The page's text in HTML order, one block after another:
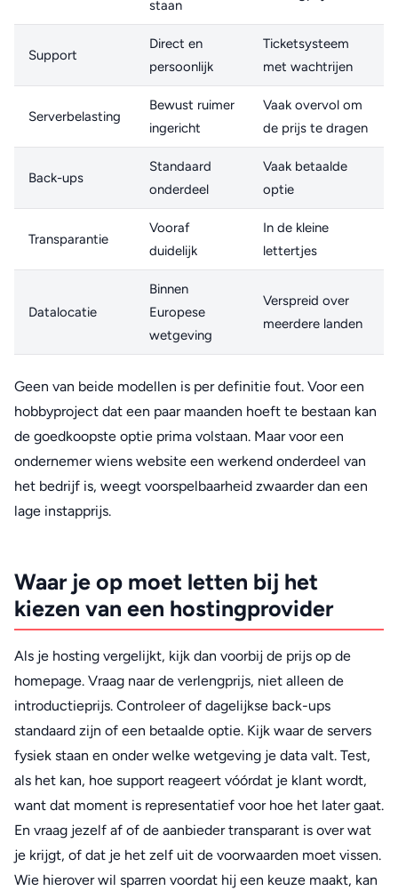
staan
Support
Direct en
persoonlijk
Ticketsysteem
met wachtrijen
Serverbelasting
Bewust ruimer
ingericht
Vaak overvol om
de prijs te dragen
Back-ups
Standaard
onderdeel
Vaak betaalde
optie
Transparantie
Vooraf
duidelijk
In de kleine
lettertjes
Datalocatie
Binnen
Europese
wetgeving
Verspreid over
meerdere landen
Geen van beide modellen is per definitie fout. Voor een
hobbyproject dat een paar maanden hoeft te bestaan kan
de goedkoopste optie prima volstaan. Maar voor een
ondernemer wiens website een werkend onderdeel van
het bedrijf is, weegt voorspelbaarheid zwaarder dan een
lage instapprijs.
Waar je op moet letten bij het
kiezen van een hostingprovider
Als je hosting vergelijkt, kijk dan voorbij de prijs op de
homepage. Vraag naar de verlengprijs, niet alleen de
introductieprijs. Controleer of dagelijkse back-ups
standaard zijn of een betaalde optie. Kijk waar de servers
fysiek staan en onder welke wetgeving je data valt. Test,
als het kan, hoe support reageert vóórdat je klant wordt,
want dat moment is representatief voor hoe het later gaat.
En vraag jezelf af of de aanbieder transparant is over wat
je krijgt, of dat je het zelf uit de voorwaarden moet vissen.
Wie hierover wil sparren voordat hij een keuze maakt, kan